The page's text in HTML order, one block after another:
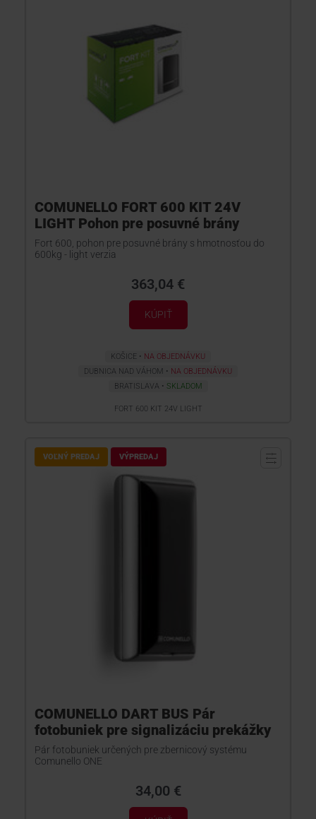
COMUNELLO FORT 600 KIT 24V
LIGHT Pohon pre posuvné brány
Fort 600, pohon pre posuvné brány s hmotnosťou do
600kg - light verzia
363,04 €
KÚPIŤ
KOŠICE
NA OBJEDNÁVKU
DUBNICA NAD VÁHOM
NA OBJEDNÁVKU
BRATISLAVA
SKLADOM
FORT 600 KIT 24V LIGHT
VOĽNÝ PREDAJ VÝPREDAJ
COMUNELLO DART BUS Pár
fotobuniek pre signalizáciu prekážky
Pár fotobuniek určených pre zbernicový systému
Comunello ONE
34,00 €